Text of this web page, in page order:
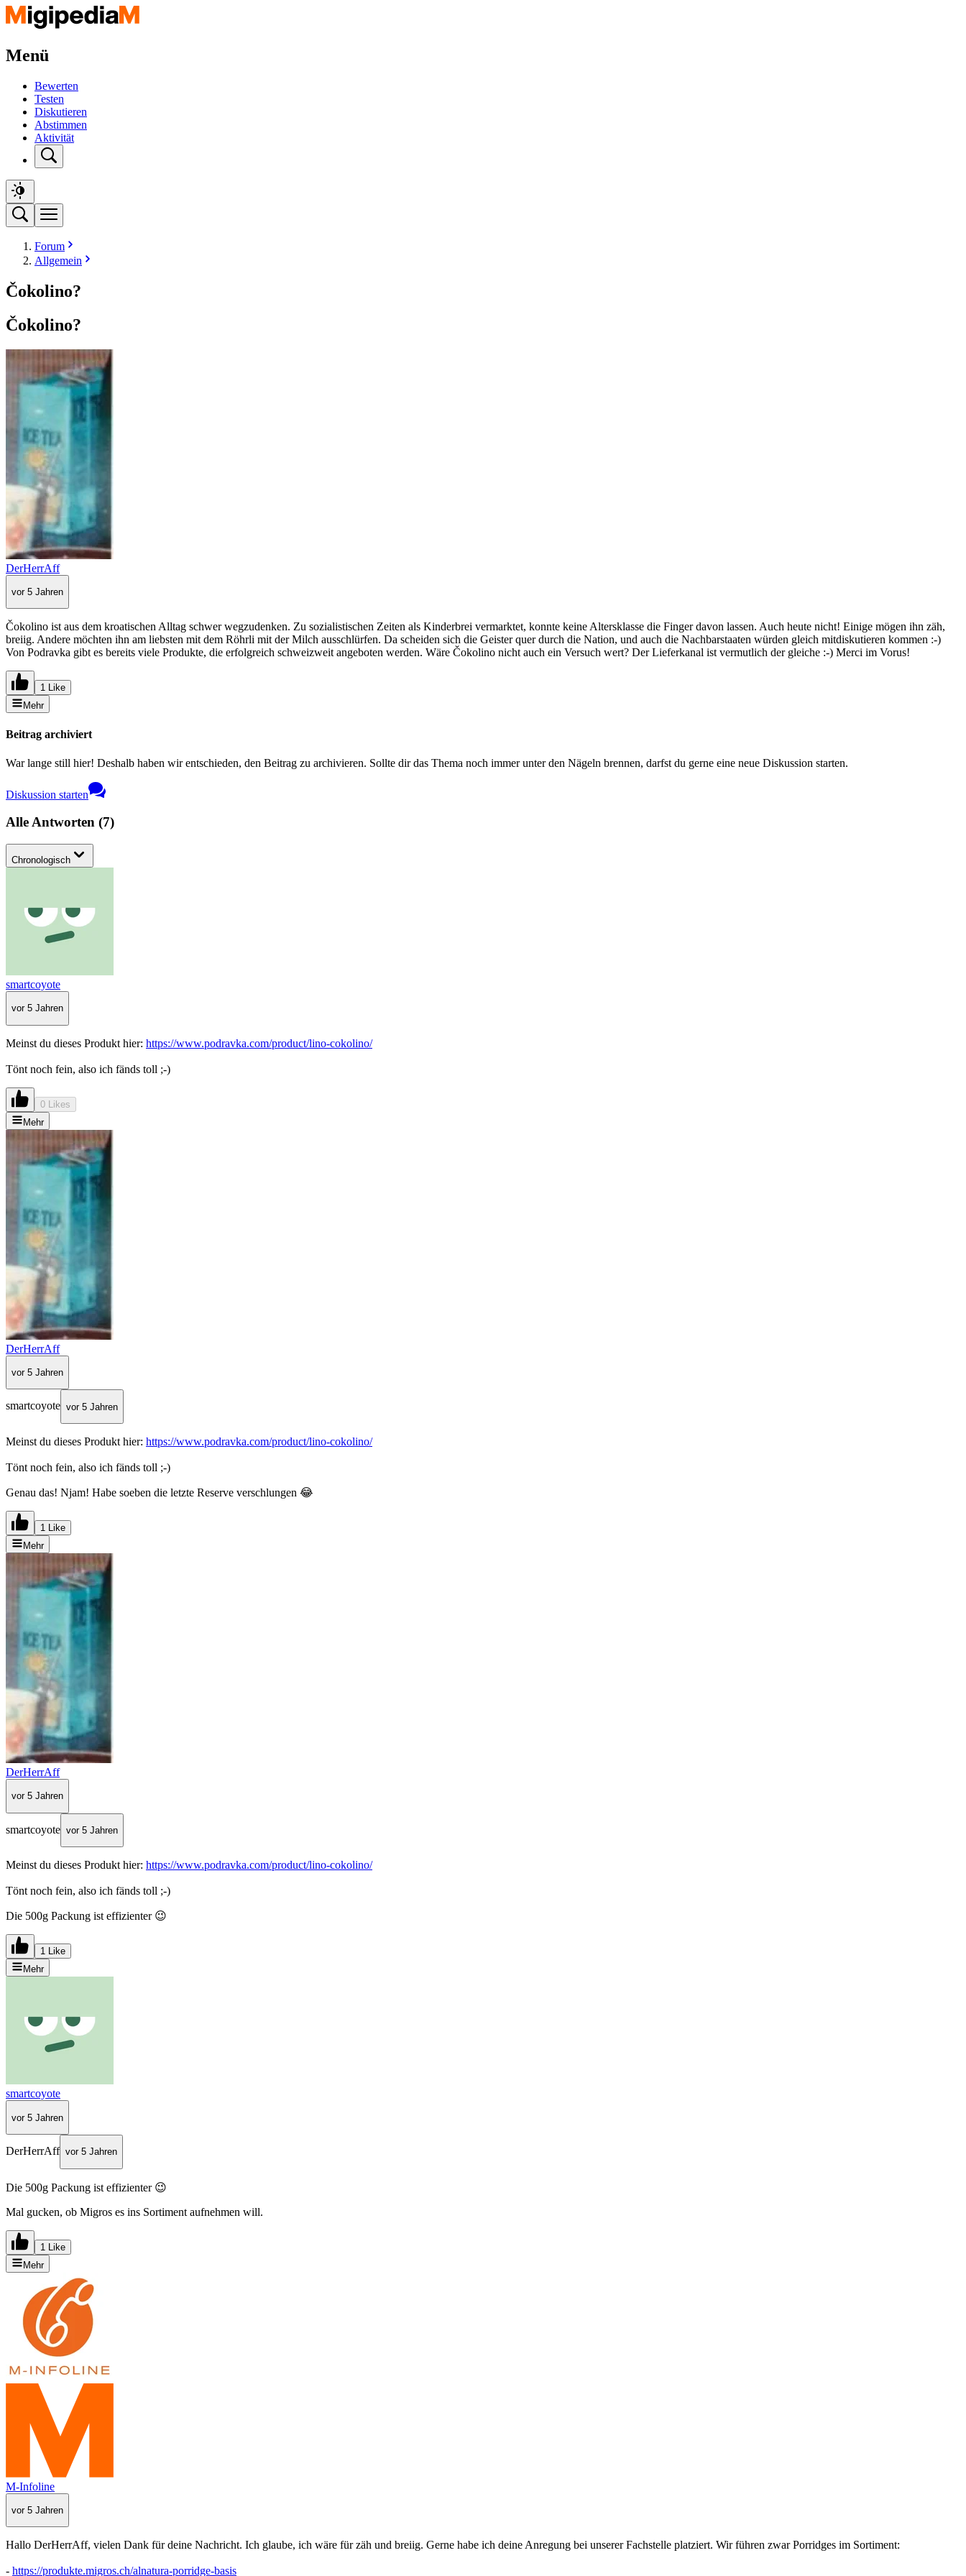
Menü
Bewerten
Testen
Diskutieren
Abstimmen
Aktivität
Forum
Allgemein
Čokolino?
Čokolino?
DerHerrAff
vor 5 Jahren
Čokolino ist aus dem kroatischen Alltag schwer wegzudenken. Zu sozialistischen Zeiten als Kinderbrei vermarktet, konnte keine Altersklasse die Finger davon lassen. Auch heute nicht! Einige mögen ihn zäh,
breiig. Andere möchten ihn am liebsten mit dem Röhrli mit der Milch ausschlürfen. Da scheiden sich die Geister quer durch die Nation, und auch die Nachbarstaaten würden gleich mitdiskutieren kommen :-)
Von Podravka gibt es bereits viele Produkte, die erfolgreich schweizweit angeboten werden. Wäre Čokolino nicht auch ein Versuch wert? Der Lieferkanal ist vermutlich der gleiche :-) Merci im Vorus!
1 Like
Mehr
Beitrag archiviert
War lange still hier! Deshalb haben wir entschieden, den Beitrag zu archivieren. Sollte dir das Thema noch immer unter den Nägeln brennen, darfst du gerne eine neue Diskussion starten.
Diskussion starten
Alle Antworten (7)
Chronologisch
smartcoyote
vor 5 Jahren
Meinst du dieses Produkt hier: https://www.podravka.com/product/lino-cokolino/
Tönt noch fein, also ich fänds toll ;-)
0 Likes
Mehr
DerHerrAff
vor 5 Jahren
smartcoyote vor 5 Jahren
Meinst du dieses Produkt hier: https://www.podravka.com/product/lino-cokolino/
Tönt noch fein, also ich fänds toll ;-)
Genau das! Njam! Habe soeben die letzte Reserve verschlungen 😂
1 Like
Mehr
DerHerrAff
vor 5 Jahren
smartcoyote vor 5 Jahren
Meinst du dieses Produkt hier: https://www.podravka.com/product/lino-cokolino/
Tönt noch fein, also ich fänds toll ;-)
Die 500g Packung ist effizienter 😉
1 Like
Mehr
smartcoyote
vor 5 Jahren
DerHerrAff vor 5 Jahren
Die 500g Packung ist effizienter 😉
Mal gucken, ob Migros es ins Sortiment aufnehmen will.
1 Like
Mehr
M-Infoline
vor 5 Jahren
Hallo DerHerrAff, vielen Dank für deine Nachricht. Ich glaube, ich wäre für zäh und breiig. Gerne habe ich deine Anregung bei unserer Fachstelle platziert. Wir führen zwar Porridges im Sortiment:
- https://produkte.migros.ch/alnatura-porridge-basis